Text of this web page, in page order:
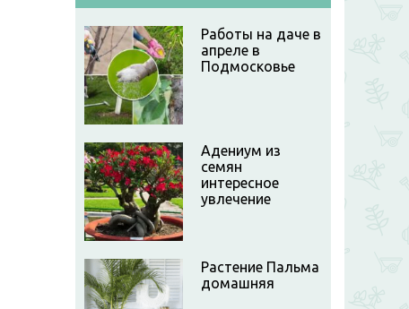
Работы на даче в
апреле в
Подмосковье
Адениум из
семян
интересное
увлечение
Растение Пальма
домашняя